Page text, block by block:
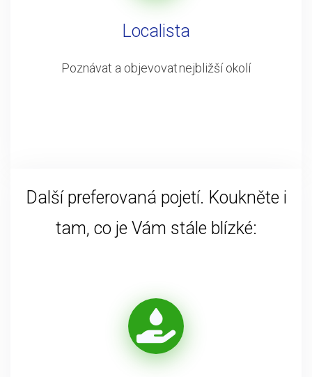
Localista
Poznávat a objevovat nejbližší okolí
Další preferovaná pojetí. Koukněte i
tam, co je Vám stále blízké: